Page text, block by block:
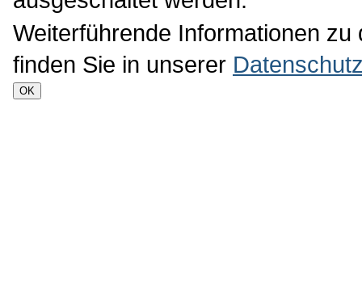
dem besonderen
und die Stellplatzsatzung sind
Landesbauordnung.